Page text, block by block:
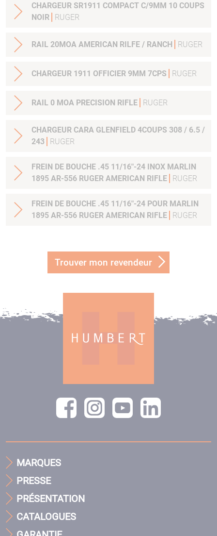
CHARGEUR SR1911 COMPACT C/9MM 10 COUPS
NOIR
RUGER
RAIL 20MOA AMERICAN RILFE / RANCH RUGER
CHARGEUR 1911 OFFICIER 9MM 7CPS RUGER
RAIL 0 MOA PRECISION RIFLE RUGER
CHARGEUR CARA GLENFIELD 4COUPS 308 / 6.5 /
243
RUGER
FREIN DE BOUCHE .45 11/16"-24 INOX MARLIN
1895 AR-556 RUGER AMERICAN RIFLE
RUGER
FREIN DE BOUCHE .45 11/16"-24 POUR MARLIN
1895 AR-556 RUGER AMERICAN RIFLE
RUGER
Trouver mon revendeur
MARQUES
PRESSE
PRÉSENTATION
CATALOGUES